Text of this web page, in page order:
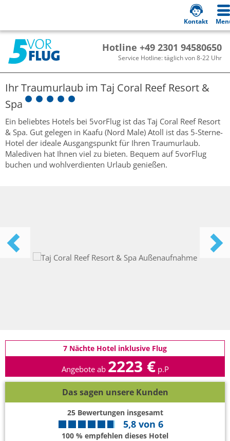
Hotline +49 2301 94580650
Service Hotline: täglich von 8-22 Uhr
Kontakt
Ihr Traumurlaub im Taj Coral Reef Resort &
Spa
Ein beliebtes Hotels bei 5vorFlug ist das Taj Coral Reef Resort
& Spa. Gut gelegen in Kaafu (Nord Male) Atoll ist das 5-Sterne-
Hotel der ideale Ausgangspunkt für Ihren Traumurlaub.
Malediven hat Ihnen viel zu bieten. Bequem auf 5vorFlug
buchen und wohlverdienten Urlaub genießen.
7 Nächte Hotel inklusive Flug
Angebote ab 2223 € p.P
Das sagen unsere Kunden
25Bewertungen insgesamt
5,8 von 6
100 % empfehlen dieses Hotel